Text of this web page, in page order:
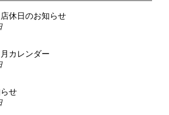
休日のお知らせ
カレンダー
せ